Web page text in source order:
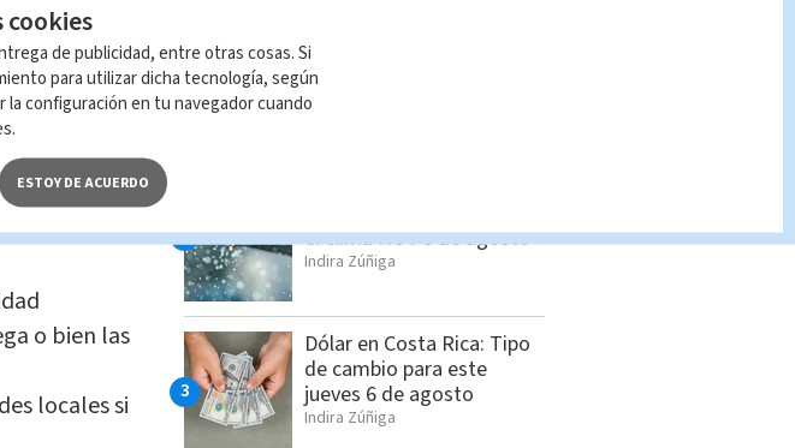
números
una
o bien las
locales si
precios de los
combustibles a partir del
jueves 6 de agosto
el clima HOY 6 de agosto
Indira Zúñiga
Dólar en Costa Rica: Tipo
de cambio para este
jueves 6 de agosto
Indira Zúñiga
de publicidad, entre otras cosas. Si
para utilizar dicha tecnología, según
la configuración en tu navegador cuando
ESTOY DE ACUERDO